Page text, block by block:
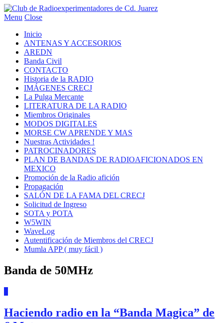
Menu Close
Inicio
ANTENAS Y ACCESORIOS
AREDN
Banda Civil
CONTACTO
Historia de la RADIO
IMÁGENES CRECJ
La Pulga Mercante
LITERATURA DE LA RADIO
Miembros Originales
MODOS DIGITALES
MORSE CW APRENDE Y MAS
Nuestras Actividades !
PATROCINADORES
PLAN DE BANDAS DE RADIOAFICIONADOS EN
MEXICO
Promoción de la Radio afición
Propagación
SALÓN DE LA FAMA DEL CRECJ
Solicitud de Ingreso
SOTA y POTA
W5WIN
WaveLog
Autentificación de Miembros del CRECJ
Mumla APP ( muy fácil )
Banda de 50MHz
Haciendo radio en la “Banda Magica” de